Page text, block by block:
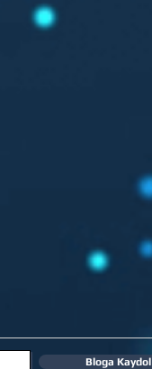
Bloga Kaydol